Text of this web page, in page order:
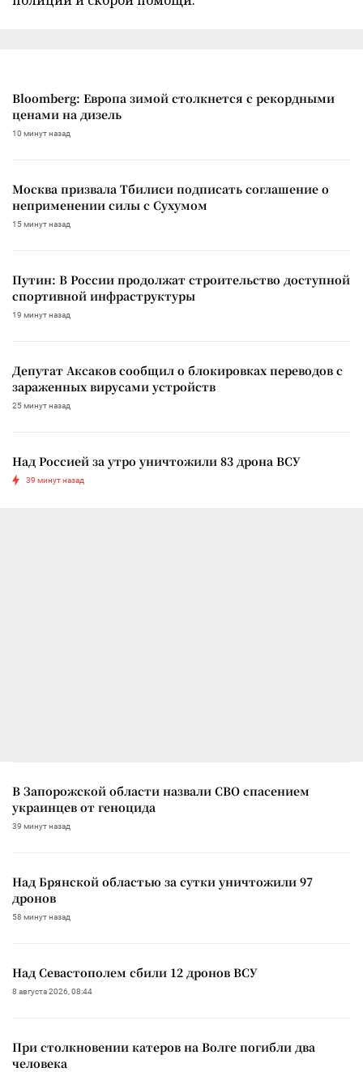
Bloomberg: Европа зимой столкнется с рекордными
ценами на дизель
10 минут назад
Москва призвала Тбилиси подписать соглашение о
неприменении силы с Сухумом
15 минут назад
Путин: В России продолжат строительство доступной
спортивной инфраструктуры
19 минут назад
Депутат Аксаков сообщил о блокировках переводов с
зараженных вирусами устройств
25 минут назад
Над Россией за утро уничтожили 83 дрона ВСУ
39 минут назад
В Запорожской области назвали СВО спасением
украинцев от геноцида
39 минут назад
Над Брянской областью за сутки уничтожили 97
дронов
58 минут назад
Над Севастополем сбили 12 дронов ВСУ
8 августа 2026, 08:44
При столкновении катеров на Волге погибли два
человека